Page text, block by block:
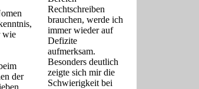
wie
der
Rechtschreiben
brauchen, werde ich
immer wieder auf
Defizite
aufmerksam.
Besonders deutlich
zeigte sich mir die
Schwierigkeit bei